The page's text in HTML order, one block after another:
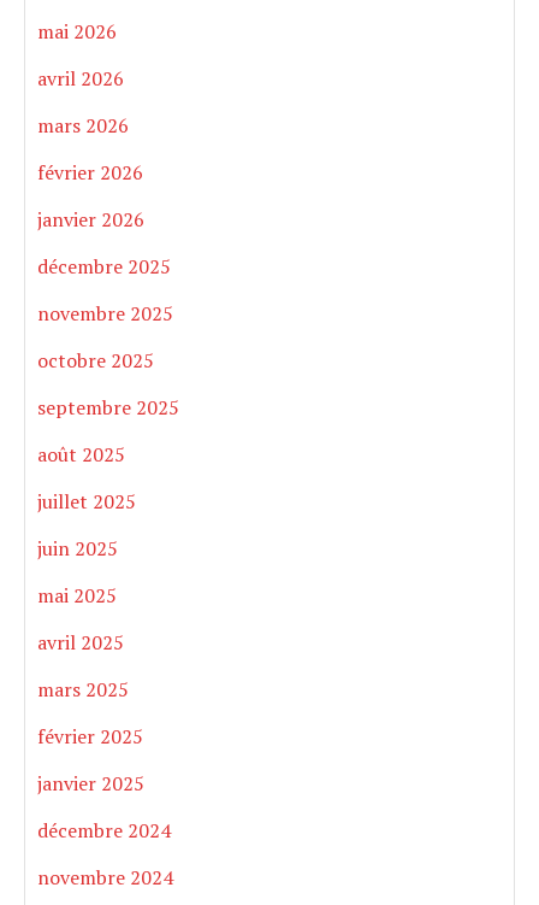
mai 2026
avril 2026
mars 2026
février 2026
janvier 2026
décembre 2025
novembre 2025
octobre 2025
septembre 2025
août 2025
juillet 2025
juin 2025
mai 2025
avril 2025
mars 2025
février 2025
janvier 2025
décembre 2024
novembre 2024